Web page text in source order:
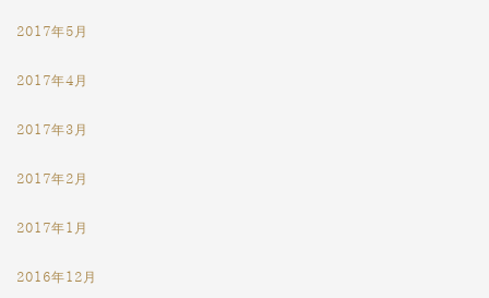
2017年5月
2017年4月
2017年3月
2017年2月
2017年1月
2016年12月